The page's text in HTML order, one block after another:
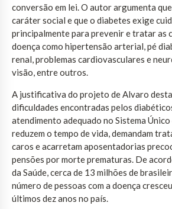
conversão em lei. O autor argumenta
caráter social e que o diabetes exige
principalmente para prevenir e tratar as
doença como hipertensão arterial, pé
renal, problemas cardiovasculares e
visão, entre outros.
A justificativa do projeto de Alvaro
dificuldades encontradas pelos
atendimento adequado no Sistema Único
reduzem o tempo de vida, demandam
caros e acarretam aposentadorias
pensões por morte prematuras. De
da Saúde, cerca de 13 milhões de
número de pessoas com a doença
últimos dez anos no país.